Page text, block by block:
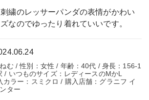
繍のレッサーパンダの表情がかわい
なのでゆったり着れていいです。
む / 性別：女性 / 年齢：40代 / 身長：156-1
/ いつものサイズ：レディースのMかL
カラー：スミクロ / 購入店舗：グラニフ イ
ター